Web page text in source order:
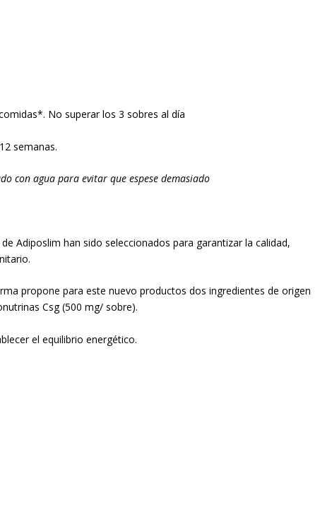
No superar los 3 sobres al día
semanas.
con agua para evitar que espese demasiado
Adiposlim han sido seleccionados para garantizar la calidad,
propone para este nuevo productos dos ingredientes de origen
Csg (500 mg/ sobre).
el equilibrio energético.